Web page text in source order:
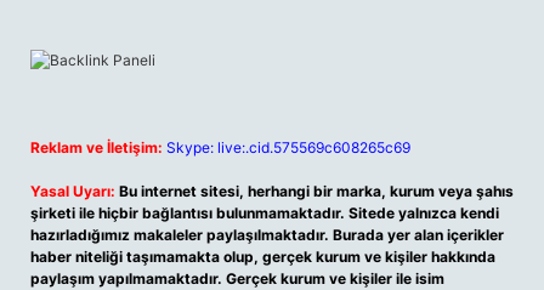
Reklam ve İletişim: Skype: live:.cid.575569c608265c69
Yasal Uyarı: Bu internet sitesi, herhangi bir marka, kurum veya şahıs
şirketi ile hiçbir bağlantısı bulunmamaktadır. Sitede yalnızca kendi
hazırladığımız makaleler paylaşılmaktadır. Burada yer alan içerikler
haber niteliği taşımamakta olup, gerçek kurum ve kişiler hakkında
paylaşım yapılmamaktadır. Gerçek kurum ve kişiler ile isim